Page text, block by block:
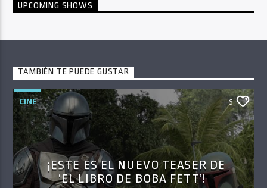
UPCOMING SHOWS
TAMBIÉN TE PUEDE GUSTAR
CINE 6
¡ESTE ES EL NUEVO TEASER DE
‘EL LIBRO DE BOBA FETT’!